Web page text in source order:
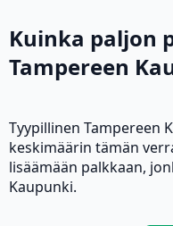
Kuinka paljon
Tampereen
Tyypillinen Tampereen
keskimäärin tämän
lisäämään palkkaan,
Kaupunki.